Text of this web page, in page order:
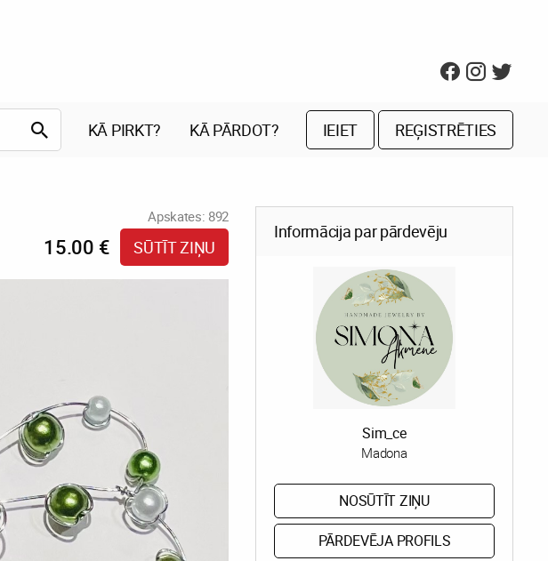
KĀ PIRKT? KĀ PĀRDOT? IEIET REĢISTRĒTIES
Apskates: 892
15.00 € SŪTĪT ZIŅU
Informācija par pārdevēju
Sim_ce
Madona
NOSŪTĪT ZIŅU
PĀRDEVĒJA PROFILS